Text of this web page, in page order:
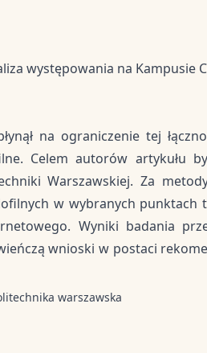
występowania na Kampusie
na ograniczenie tej
Celem autorów artykułu
Warszawskiej. Za
w wybranych punktach
Wyniki badania
wnioski w postaci
warszawska